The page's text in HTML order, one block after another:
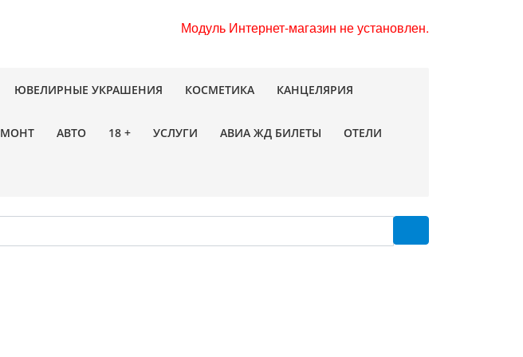
Модуль Интернет-магазин не установлен.
ЮВЕЛИРНЫЕ УКРАШЕНИЯ КОСМЕТИКА КАНЦЕЛЯРИЯ
АВТО 18 + УСЛУГИ АВИА ЖД БИЛЕТЫ ОТЕЛИ